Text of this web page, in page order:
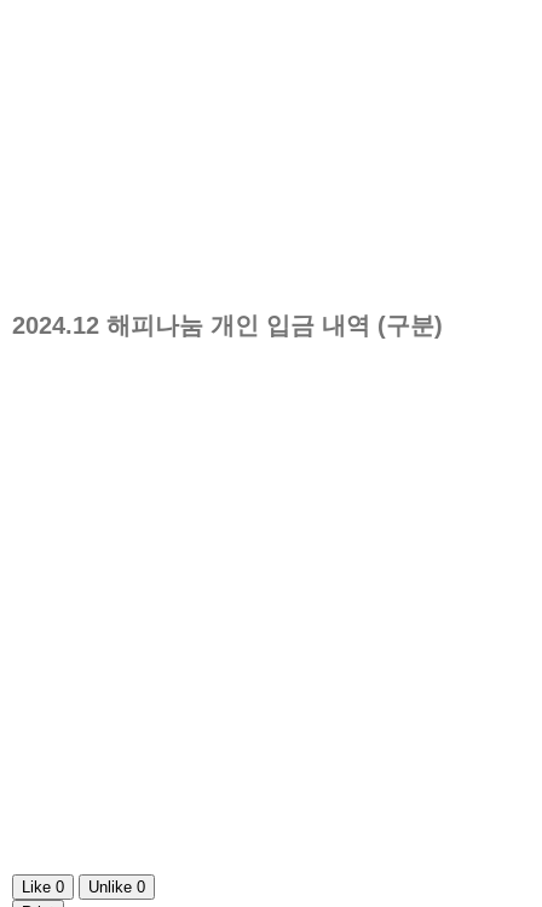
2024.12해피나눔 개인 입금 내역 (구분)
Like 0 Unlike 0